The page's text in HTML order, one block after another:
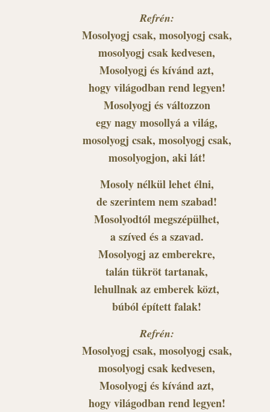
Refrén:
Mosolyogj csak, mosolyogj csak,
mosolyogj csak kedvesen,
Mosolyogj és kívánd azt,
hogy világodban rend legyen!
Mosolyogj és változzon
egy nagy mosollyá a világ,
mosolyogj csak, mosolyogj csak,
mosolyogjon, aki lát!
Mosoly nélkül lehet élni,
de szerintem nem szabad!
Mosolyodtól megszépülhet,
a szíved és a szavad.
Mosolyogj az emberekre,
talán tükröt tartanak,
lehullnak az emberek közt,
búból épített falak!
Refrén:
Mosolyogj csak, mosolyogj csak,
mosolyogj csak kedvesen,
Mosolyogj és kívánd azt,
hogy világodban rend legyen!